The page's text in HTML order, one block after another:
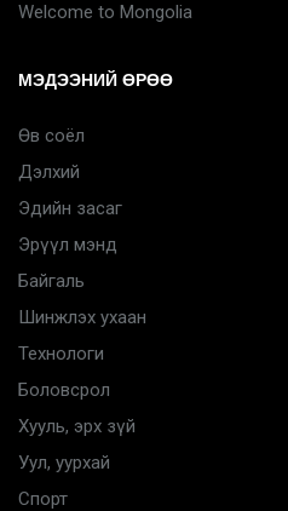
Welcome to Mongolia
МЭДЭЭНИЙ ӨРӨӨ
Өв соёл
Дэлхий
Эдийн засаг
Эрүүл мэнд
Байгаль
Шинжлэх ухаан
Технологи
Боловсрол
Хууль, эрх зүй
Уул, уурхай
Спорт